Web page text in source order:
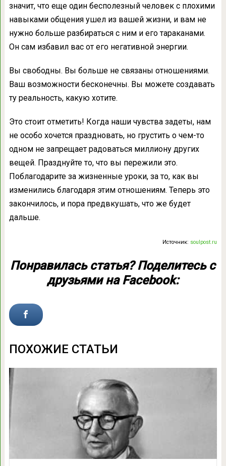
значит, что еще один бесполезный человек с плохими
навыками общения ушел из вашей жизни, и вам не
нужно больше разбираться с ним и его тараканами.
Он сам избавил вас от его негативной энергии.
Вы свободны. Вы больше не связаны отношениями.
Ваш возможности бесконечны. Вы можете создавать
ту реальность, какую хотите.
Это стоит отметить! Когда наши чувства задеты, нам
не особо хочется праздновать, но грустить о чем-то
одном не запрещает радоваться миллиону других
вещей. Празднуйте то, что вы пережили это.
Поблагодарите за жизненные уроки, за то, как вы
изменились благодаря этим отношениям. Теперь это
закончилось, и пора предвкушать, что же будет
дальше.
Источник: soulpost.ru
Понравилась статья? Поделитесь с
друзьями на Facebook:
ПОХОЖИЕ СТАТЬИ